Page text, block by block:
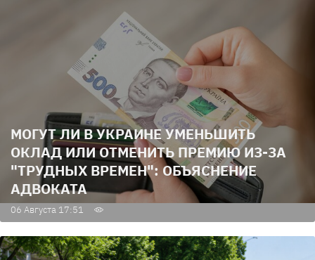
МОГУТ ЛИ В УКРАИНЕ УМЕНЬШИТЬ
ОКЛАД ИЛИ ОТМЕНИТЬ ПРЕМИЮ ИЗ-ЗА
"ТРУДНЫХ ВРЕМЕН": ОБЪЯСНЕНИЕ
АДВОКАТА
06 Августа 17:51